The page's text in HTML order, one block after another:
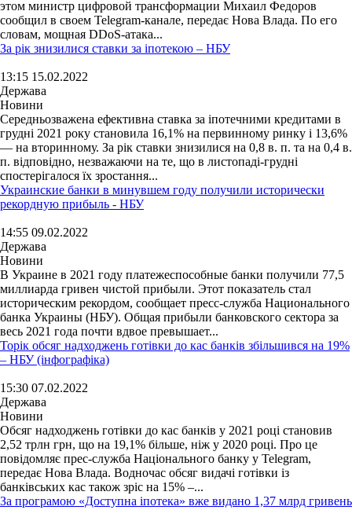
этом министр цифровой трансформации Михаил Федоров
сообщил в своем Telegram-канале, передає Нова Влада. По его
словам, мощная DDoS-атака...
За рік знизилися ставки за іпотекою – НБУ
13:15 15.02.2022
Держава
Новини
Середньозважена ефективна ставка за іпотечними кредитами в
грудні 2021 року становила 16,1% на первинному ринку і 13,6%
— на вторинному. За рік ставки знизилися на 0,8 в. п. та на 0,4 в.
п. відповідно, незважаючи на те, що в листопаді-грудні
спостерігалося їх зростання...
Украинские банки в минувшем году получили исторически
рекордную прибыль - НБУ
14:55 09.02.2022
Держава
Новини
В Украине в 2021 году платежеспособные банки получили 77,5
миллиарда гривен чистой прибыли. Этот показатель стал
историческим рекордом, сообщает пресс-служба Национального
банка Украины (НБУ). Общая прибыли банковского сектора за
весь 2021 года почти вдвое превышает...
Торік обсяг надходжень готівки до кас банків збільшився на 19%
– НБУ (інфографіка)
15:30 07.02.2022
Держава
Новини
Обсяг надходжень готівки до кас банків у 2021 році становив
2,52 трлн грн, що на 19,1% більше, ніж у 2020 році. Про це
повідомляє прес-служба Національного банку у Telegram,
передає Нова Влада. Водночас обсяг видачі готівки із
банківських кас також зріс на 15% –...
За програмою «Доступна іпотека» вже видано 1,37 млрд гривень